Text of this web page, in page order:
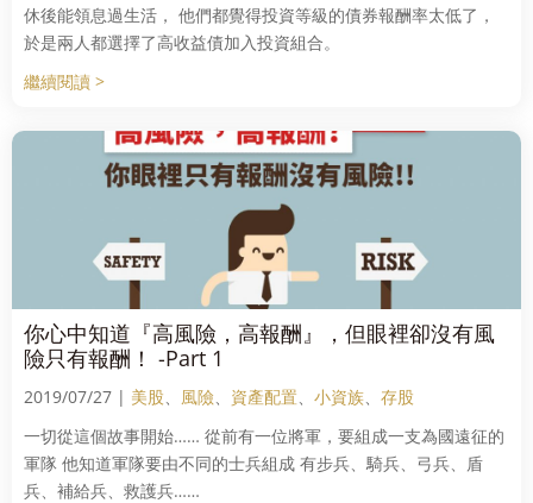
休後能領息過生活， 他們都覺得投資等級的債券報酬率太低了，
於是兩人都選擇了高收益債加入投資組合。
繼續閱讀 >
你心中知道『高風險，高報酬』，但眼裡卻沒有風
險只有報酬！ -Part 1
2019/07/27 | 美股、 風險、 資產配置、 小資族、 存股
一切從這個故事開始…… 從前有一位將軍，要組成一支為國遠征的
軍隊 他知道軍隊要由不同的士兵組成 有步兵、騎兵、弓兵、盾
兵、補給兵、救護兵……